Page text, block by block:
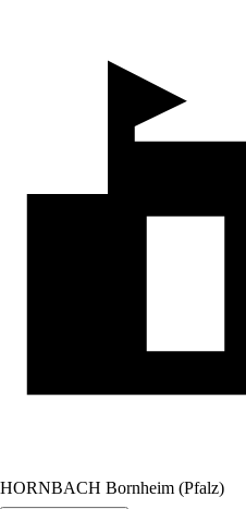
HORNBACH Bornheim (Pfalz)